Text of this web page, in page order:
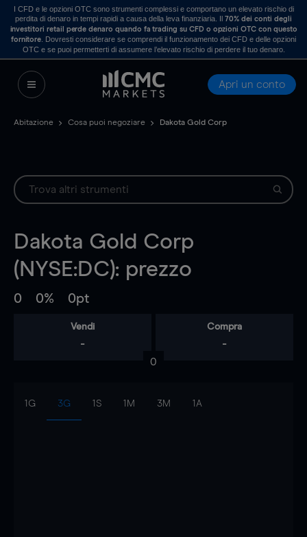
I CFD e le opzioni OTC sono strumenti complessi e comportano un elevato rischio di
perdita di denaro in tempi rapidi a causa della leva finanziaria. Il70% dei conti degli
investitori retail perde denaro quando fa trading su CFD o opzioni OTC con questo
fornitore . Dovresti considerare se comprendi il funzionamento dei CFD e delle opzioni
OTC e se puoi permetterti di assumere l’elevato rischio di perdere il tuo denaro.
Apri un conto
Abitazione Cosa puoi negoziare Dakota Gold Corp
Dakota Gold Corp
(NYSE:DC): prezzo
0 0% 0pt
Vendi
-
Compra
-
0
1G 3G 1S 1M 3M 1A